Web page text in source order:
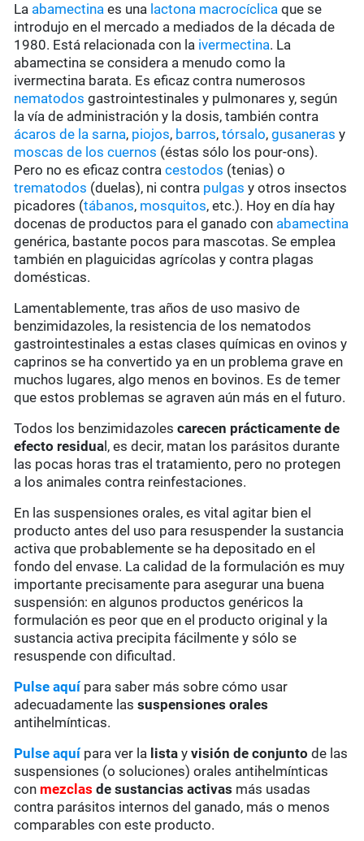
La abamectina es una lactona macrocíclica que se
introdujo en el mercado a mediados de la década de
1980. Está relacionada con la ivermectina. La
abamectina se considera a menudo como la
ivermectina barata. Es eficaz contra numerosos
nematodos gastrointestinales y pulmonares y, según
la vía de administración y la dosis, también contra
ácaros de la sarna, piojos, barros,tórsalo,gusaneras y
moscas de los cuernos (éstas sólo los pour-ons).
Pero no es eficaz contracestodos (tenias) o
trematodos (duelas), ni contra pulgas y otros insectos
picadores (tábanos, mosquitos, etc.). Hoy en día hay
docenas de productos para el ganado con abamectina
genérica, bastante pocos para mascotas. Se emplea
también en plaguicidas agrícolas y contra plagas
domésticas.
Lamentablemente, tras años de uso masivo de
benzimidazoles, la resistencia de los nematodos
gastrointestinales a estas clases químicas en ovinos y
caprinos se ha convertido ya en un problema grave en
muchos lugares, algo menos en bovinos. Es de temer
que estos problemas se agraven aún más en el futuro.
Todos los benzimidazolescarecen prácticamente de
efecto residua l, es decir, matan los parásitos durante
las pocas horas tras el tratamiento, pero no protegen
a los animales contra reinfestaciones.
En las suspensiones orales, es vital agitar bien el
producto antes del uso para resuspender la sustancia
activa que probablemente se ha depositado en el
fondo del envase. La calidad de la formulación es muy
importante precisamente para asegurar una buena
suspensión: en algunos productos genéricos la
formulación es peor que en el producto original y la
sustancia activa precipita fácilmente y sólo se
resuspende con dificultad.
Pulse aquípara saber más sobre cómo usar
adecuadamente lassuspensiones orales
antihelmínticas.
Pulse aquípara ver la lista yvisión de conjunto de las
suspensiones (o soluciones) orales antihelmínticas
con mezclas de sustancias activas más usadas
contra parásitos internos del ganado, más o menos
comparables con este producto.